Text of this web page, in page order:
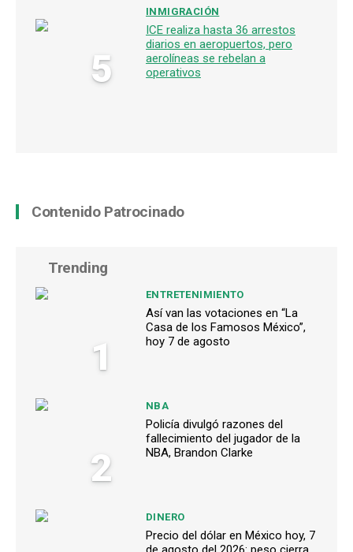
5
INMIGRACIÓN
ICE realiza hasta 36 arrestos
diarios en aeropuertos, pero
aerolíneas se rebelan a
operativos
Contenido Patrocinado
Trending
1
ENTRETENIMIENTO
Así van las votaciones en “La
Casa de los Famosos México”,
hoy 7 de agosto
2
NBA
Policía divulgó razones del
fallecimiento del jugador de la
NBA, Brandon Clarke
DINERO
Precio del dólar en México hoy, 7